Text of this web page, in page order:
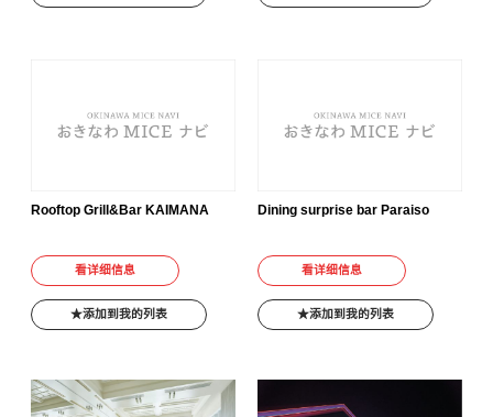
Rooftop Grill&Bar KAIMANA
看详细信息
添加到我的列表
Dining surprise bar Paraiso
看详细信息
添加到我的列表